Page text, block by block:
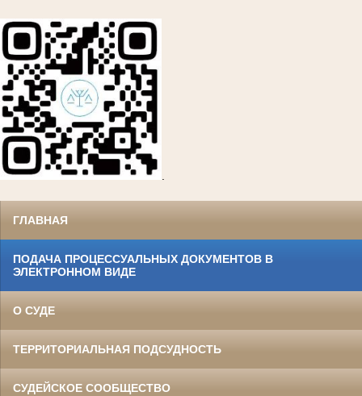
ГЛАВНАЯ
ПОДАЧА ПРОЦЕССУАЛЬНЫХ ДОКУМЕНТОВ В
ЭЛЕКТРОННОМ ВИДЕ
О СУДЕ
ТЕРРИТОРИАЛЬНАЯ ПОДСУДНОСТЬ
СУДЕЙСКОЕ СООБЩЕСТВО